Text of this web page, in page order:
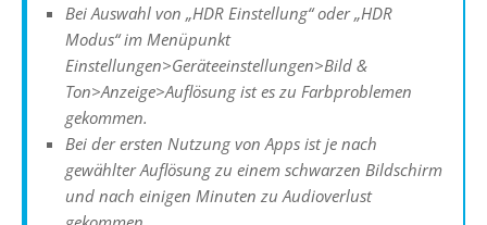
Bei Auswahl von „HDR Einstellung“ oder „HDR
Modus“ im Menüpunkt
Einstellungen>Geräteeinstellungen>Bild &
Ton>Anzeige>Auflösung ist es zu Farbproblemen
gekommen.
Bei der ersten Nutzung von Apps ist je nach
gewählter Auflösung zu einem schwarzen Bildschirm
und nach einigen Minuten zu Audioverlust